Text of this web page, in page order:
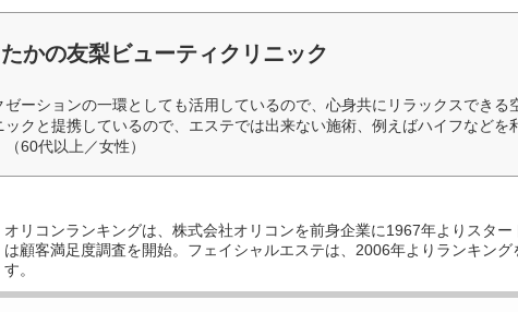
たかの友梨ビューティクリニック
ゼーションの一環としても活用しているので、心身共にリラックスできる
ックと提携しているので、エステでは出来ない施術、例えばハイフなどを
（60代以上／女性）
オリコンランキングは、株式会社オリコンを前身企業に1967年よりスター
は顧客満足度調査を開始。フェイシャルエステは、2006年よりランキング
す。